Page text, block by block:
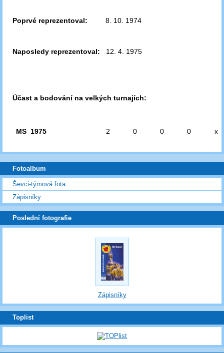
Poprvé reprezentoval: 8. 10. 1974
Naposledy reprezentoval: 12. 4. 1975
Účast a bodování na velkých turnajích:
MS 1975 2 0 0 0 x
Fotoalbum
Ševci-týmová fota
Zápisníky
Poslední fotografie
Zápisníky
Toplist